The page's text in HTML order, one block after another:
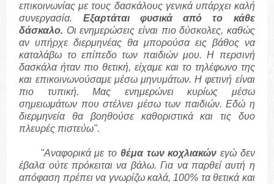
επικοινωνίας με τους δασκάλους γενικά υπάρχει καλή
συνεργασία. Εξαρτάται φυσικά από το κάθε
δάσκαλο. Οι ενημερώσεις είναι πιο δύσκολες, καθώς
αν υπήρχε διερμηνέας θα μπορούσα εις βάθος να
καταλάβω το επίπεδο των παιδιών μου. Η περσινή
δασκάλα ήταν πιο θετική, είχαμε και το τηλέφωνο της
και επικοινωνούσαμε μέσω μηνυμάτων. Η φετινή είναι
πιο τυπική. Μας ενημερώνει κυρίως μέσω
σημειωμάτων που στέλνει μέσω των παιδιών. Εδώ η
διερμηνεία θα βοηθούσε καθοριστικά και τις δυο
πλευρές πιστεύω".
"Αναφορικά με το θέμα των κοχλιακών εγώ δεν
έβαλα ούτε πρόκειται να βάλω. Για να παρθεί αυτή η
απόφαση πρέπει να γνωρίζω καλά, 100% τα θετικά και